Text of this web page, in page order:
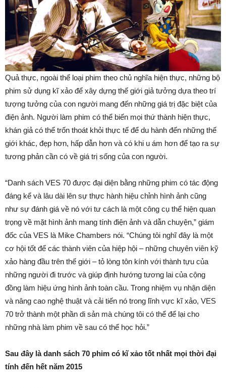
Quả thực, ngoài thể loại phim theo chủ nghĩa hiện thực, những bộ
phim sử dụng kĩ xảo để xây dựng thế giới giả tưởng dựa theo trí
tượng tưởng của con người mang đến những giá trị đặc biệt của
điện ảnh. Người làm phim có thể biến mọi thứ thành hiện thực,
khán giả có thể trốn thoát khỏi thực tế để du hành đến những thế
giới khác, đẹp hơn, hấp dẫn hơn và có khi u ám hơn để tạo ra sự
tương phản cần có về giá trị sống của con người.
“Danh sách VES 70 được đại diện bằng những phim có tác động
đáng kể và lâu dài lên sự thực hành hiệu chỉnh hình ảnh cũng
như sự đánh giá về nó với tư cách là một công cụ thể hiện quan
trọng về mặt hình ảnh mang tính điện ảnh và dẫn chuyện,” giám
đốc của VES là Mike Chambers nói. “Chúng tôi nghĩ đây là một
cơ hội tốt để các thành viên của hiệp hội – những chuyên viên kỹ
xảo hàng đầu trên thế giới – tỏ lòng tôn kính với thành tựu của
những người đi trước và giúp định hướng tương lai của cộng
đồng làm hiệu ứng hình ảnh toàn cầu. Trong nhiệm vụ nhận diện
và nâng cao nghệ thuật và cải tiến nó trong lĩnh vực kĩ xảo, VES
70 trở thành một phần di sản mà chúng tôi có thể để lại cho
những nhà làm phim về sau có thể học hỏi.”
Sau đây là danh sách 70 phim có kĩ xảo tốt nhất mọi thời đại
tính đến hết năm 2015